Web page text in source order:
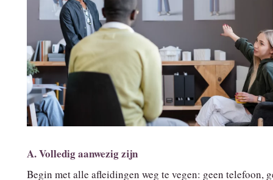
A. Volledig aanwezig zijn
Begin met alle afleidingen weg te vegen: geen telefoon,